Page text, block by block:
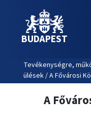
BUDAPEST
Tevékenységre,
ülések / A Fővárosi
A